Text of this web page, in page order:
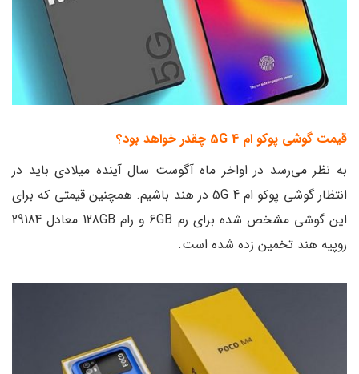
قیمت گوشی پوکو ام 4 5G چقدر خواهد بود؟
به نظر می‌رسد در اواخر ماه آگوست سال آینده میلادی باید در
انتظار گوشی پوکو ام 4 5G در هند باشیم. همچنین قیمتی که برای
این گوشی مشخص شده برای رم 6GB و رام 128GB معادل 29184
روپیه هند تخمین زده شده است.